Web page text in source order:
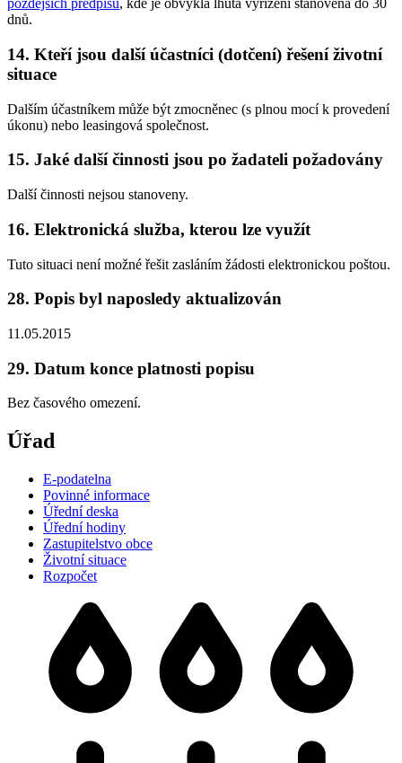
pozdějších předpisů, kde je obvyklá lhůta vyřízení stanovena do 30
dnů.
14. Kteří jsou další účastníci (dotčení) řešení životní
situace
Dalším účastníkem může být zmocněnec (s plnou mocí k provedení
úkonu) nebo leasingová společnost.
15. Jaké další činnosti jsou po žadateli požadovány
Další činnosti nejsou stanoveny.
16. Elektronická služba, kterou lze využít
Tuto situaci není možné řešit zasláním žádosti elektronickou poštou.
28. Popis byl naposledy aktualizován
11.05.2015
29. Datum konce platnosti popisu
Bez časového omezení.
Úřad
E-podatelna
Povinné informace
Úřední deska
Úřední hodiny
Zastupitelstvo obce
Životní situace
Rozpočet